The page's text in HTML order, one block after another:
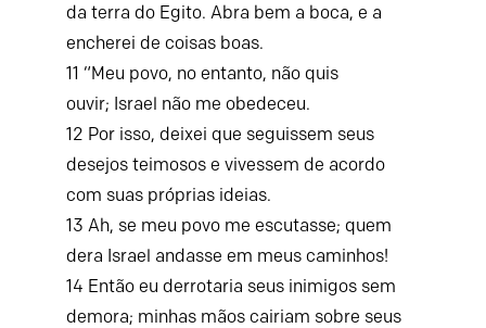
da terra do Egito. Abra bem a boca, e a
encherei de coisas boas.
11 “Meu povo, no entanto, não quis
ouvir; Israel não me obedeceu.
12 Por isso, deixei que seguissem seus
desejos teimosos e vivessem de acordo
com suas próprias ideias.
13 Ah, se meu povo me escutasse; quem
dera Israel andasse em meus caminhos!
14 Então eu derrotaria seus inimigos sem
demora; minhas mãos cairiam sobre seus